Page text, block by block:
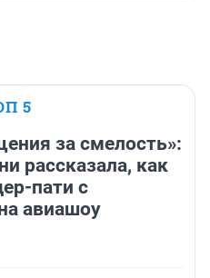
5
за смелость»:
рассказала, как
пати с
авиашоу